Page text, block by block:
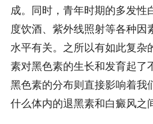
成。同时，青年时期的多发性
度饮酒、紫外线照射等各种因
水平有关。之所以有如此复杂
素对黑色素的生长和发育起了
黑色素的分布则直接影响着我
什么体内的退黑素和白癜风之